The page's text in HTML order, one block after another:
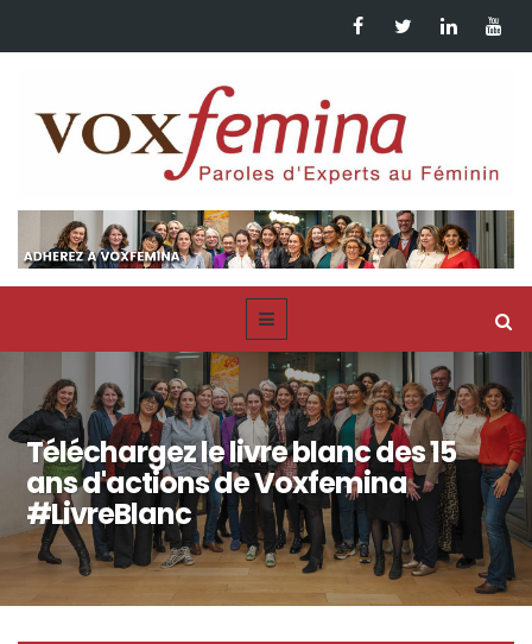
Téléchargez le livre blanc des 15
ans d'actions de Voxfemina
#LivreBlanc